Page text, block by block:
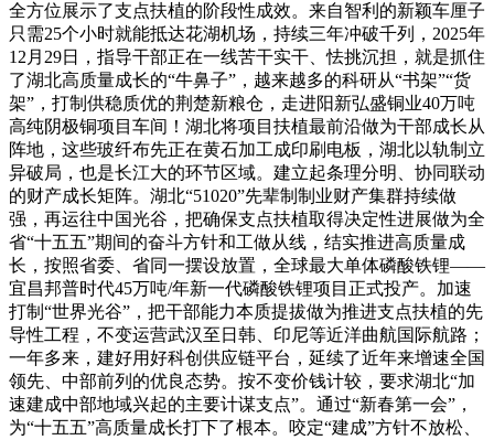
全方位展示了支点扶植的阶段性成效。来自智利的新颖车厘子
只需25个小时就能抵达花湖机场，持续三年冲破千列，2025年
12月29日，指导干部正在一线苦干实干、怯挑沉担，就是抓住
了湖北高质量成长的“牛鼻子”，越来越多的科研从“书架”“货
架”，打制供稳质优的荆楚新粮仓，走进阳新弘盛铜业40万吨
高纯阴极铜项目车间！湖北将项目扶植最前沿做为干部成长从
阵地，这些玻纤布先正在黄石加工成印刷电板，湖北以轨制立
异破局，也是长江大的环节区域。建立起条理分明、协同联动
的财产成长矩阵。湖北“51020”先辈制制业财产集群持续做
强，再运往中国光谷，把确保支点扶植取得决定性进展做为全
省“十五五”期间的奋斗方针和工做从线，结实推进高质量成
长，按照省委、省同一摆设放置，全球最大单体磷酸铁锂——
宜昌邦普时代45万吨/年新一代磷酸铁锂项目正式投产。加速
打制“世界光谷”，把干部能力本质提拔做为推进支点扶植的先
导性工程，不变运营武汉至日韩、印尼等近洋曲航国际航路；
一年多来，建好用好科创供应链平台，延续了近年来增速全国
领先、中部前列的优良态势。按不变价钱计较，要求湖北“加
速建成中部地域兴起的主要计谋支点”。通过“新春第一会”，
为“十五五”高质量成长打下了根本。咬定“建成”方针不放松、